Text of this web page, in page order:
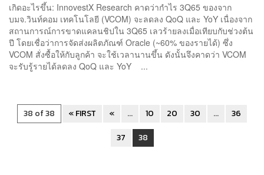
เกิดอะไรขึ้น: InnovestX Research คาดว่ากำไร 3Q65 ของจาก
บมจ.วินท์คอม เทคโนโลยี (VCOM) จะลดลง QoQ และ YoY เนื่องจาก
สถานการณ์การขาดแคลนชิปใน 3Q65 เลวร้ายลงเมื่อเทียบกับช่วงต้น
ปี โดยเชื่อว่าการจัดส่งผลิตภัณฑ์ Oracle (~60% ของรายได้) ซึ่ง
VCOM สั่งซื้อให้กับลูกค้า จะใช้เวลานานขึ้น ดังนั้นจึงคาดว่า VCOM
จะรับรู้รายได้ลดลง QoQ และ YoY ...
38 of 38 « FIRST « ... 10 20 30 ...
36
37
38